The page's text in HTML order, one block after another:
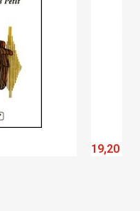
19,20 €